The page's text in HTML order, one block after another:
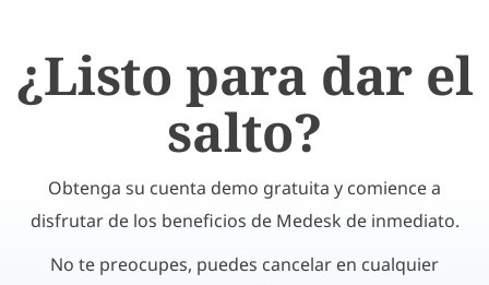
¿Listo para dar el
salto?
Obtenga su cuenta demo gratuita y comience a
disfrutar de los beneficios de Medesk de inmediato.
No te preocupes, puedes cancelar en cualquier